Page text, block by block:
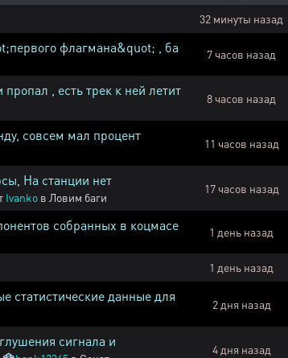
32 минуты назад
флагмана&quot; , ба 7 часов назад
, есть трек к ней летит
8 часов назад
совсем мал процент
11 часов назад
На станции нет
Ivanko в Ловим баги
17 часов назад
собранных в коцмасе 1 день назад
1 день назад
статистические данные для
2 дня назад
сигнала и
4 дня назад